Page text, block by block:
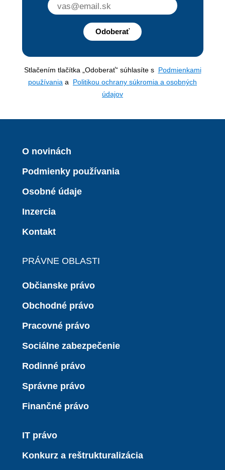
Odoberať
Stlačením tlačítka „Odoberať“ súhlasíte s Podmienkami
používania a Politikou ochrany súkromia a osobných
údajov
O novinách
Podmienky používania
Osobné údaje
Inzercia
Kontakt
PRÁVNE OBLASTI
Občianske právo
Obchodné právo
Pracovné právo
Sociálne zabezpečenie
Rodinné právo
Správne právo
Finančné právo
IT právo
Konkurz a reštrukturalizácia